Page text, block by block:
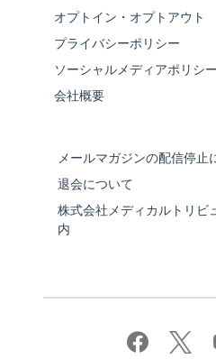
オプトイン・オプトアウト
プライバシーポリシー
ソーシャルメディアポリシー
会社概要
メールマガジンの配信停止
退会について
株式会社メディカルトリ
内